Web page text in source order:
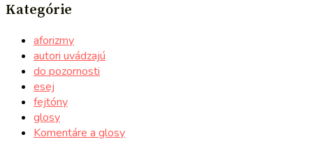
Kategórie
aforizmy
autori uvádzajú
do pozornosti
esej
fejtóny
glosy
Komentáre a glosy